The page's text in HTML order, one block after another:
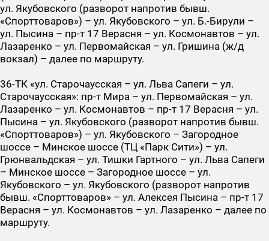
ул. Якубовского (разворот напротив бывш.
«Спорттоваров») – ул. Якубовского – ул. Б.-Бирули –
ул. Пысина – пр-т 17 Верасня – ул. Космонавтов – ул.
Лазаренко – ул. Первомайская – ул. Гришина (ж/д
вокзал) – далее по маршруту.
36-ТК «ул. Старочаусская – ул. Льва Сапеги – ул.
Старочаусская»: пр-т Мира – ул. Первомайская – ул.
Лазаренко – ул. Космонавтов – пр-т 17 Верасня – ул.
Пысина – ул. Якубовского (разворот напротив бывш.
«Спорттоваров») – ул. Якубовского – Загородное
шоссе – Минское шоссе (ТЦ «Парк Сити») – ул.
Грюнвальдская – ул. Тишки Гартного – ул. Льва Сапеги
– Минское шоссе – Загородное шоссе – ул.
Якубовского – ул. Якубовского (разворот напротив
бывш. «Спорттоваров» – ул. Алексея Пысина – пр-т 17
Верасня – ул. Космонавтов – ул. Лазаренко – далее по
маршруту.